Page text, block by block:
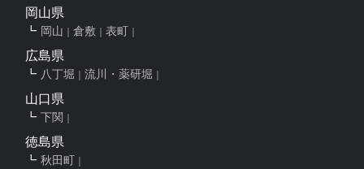
岡山県
岡山 倉敷 表町
広島県
八丁堀 流川・薬研堀
山口県
下関
徳島県
秋田町